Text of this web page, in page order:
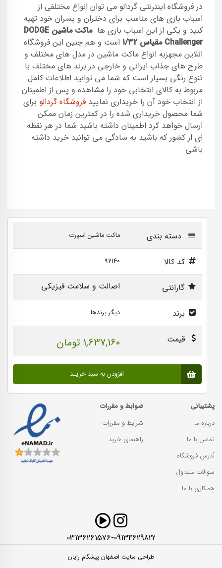
در فروشگاه اینترنتی گردالو می توان انواع مختلفی از
اسباب بازی های مناسب برای دختران و پسران خود تهیه
کنید و یکی از این اسباب بازی ها
ماکت ماشین DODGE
Challenger مقیاس 1/32
است و هم چنین این فروشگاه
انلاین مجهزبه انواع ماکت ماشین در مدل های مختلف و
طرح های جذاب ایرانی و خارجی در برند های مختلف با
تنوع رنگی بسیار است که شما می توانید اطلاعات کامل
مربوط به کالای انتخابی خود را مشاهده و پس از اطمینان
از انتخاب خود آن را خریداری نمایید فروشگاه گردالو برای
شما محصول خریداری شده را در کمترین زمان ممکن
ارسال خواهد کرد اطمینان داشته باشید شما در هر نقطه
ای از کشور که باشید به سادگی می توانید خرید داشته
باشی
دسته بندی ماکت ماشین اسپرت
کد کالا 97140
گارانتی اصالت و سلامت فیزیکی
برند دیگر برندها
قیمت 1,637,160 تومان
افزودن به سبد خریـد
پشتیبانی
درباره ما
تماس با ما
آدرس فروشگاه
سوالات متداول
همکاری با ما
ضوابط و مقررات
شرایط و مقررات
راهنمای خرید
03136261576-09134629822
طراحی سایت اصفهان پیشگام رایان